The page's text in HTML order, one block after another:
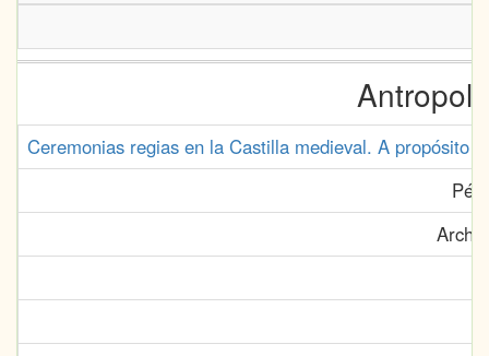
Ceremonias regias en la Castilla medieval. A propósito